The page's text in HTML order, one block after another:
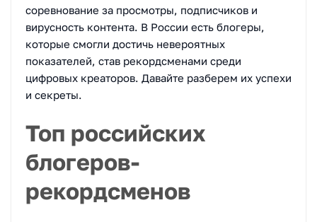
соревнование за просмотры, подписчиков и
вирусность контента. В России есть блогеры,
которые смогли достичь невероятных
показателей, став рекордсменами среди
цифровых креаторов. Давайте разберем их успехи
и секреты.
Топ российских
блогеров-
рекордсменов